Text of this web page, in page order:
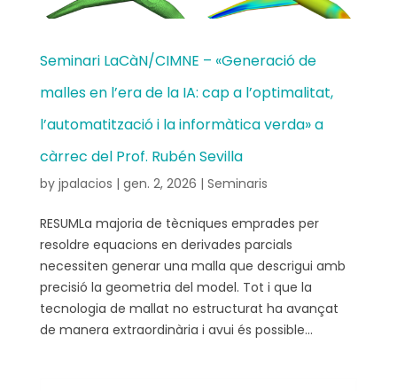
Seminari LaCàN/CIMNE – «Generació de
malles en l’era de la IA: cap a l’optimalitat,
l’automatització i la informàtica verda» a
càrrec del Prof. Rubén Sevilla
by jpalacios | gen. 2, 2026 | Seminaris
RESUMLa majoria de tècniques emprades per
resoldre equacions en derivades parcials
necessiten generar una malla que descrigui amb
precisió la geometria del model. Tot i que la
tecnologia de mallat no estructurat ha avançat
de manera extraordinària i avui és possible...